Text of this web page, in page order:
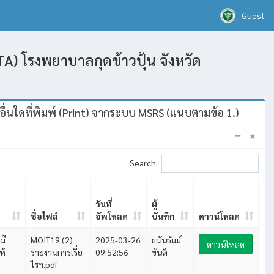
Guest
โรงพยาบาลกุดข้าวปุ้น จังหวัด
นใดที่พิมพ์ (Print) จากระบบ MSRS (แนบตามข้อ 1.)
Search:
ชื่อไฟล์
วันที่
อัพโหลด
ผู้
บันทึก
ดาวน์โหลด
MOIT19 (2)
รายงานการเรี่ย
ไรฯ.pdf
2025-03-26
09:52:56
ธนันธัมม์
ขันตี
ดาวน์โหลด